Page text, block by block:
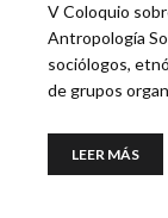
V Coloquio
Antropología
sociólogos,
de grupos
LEER MÁS